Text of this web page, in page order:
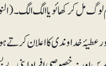
کھائو یا الگ الگ۔(النور۲۴:
عطیۂ خداوندی کا اعلان